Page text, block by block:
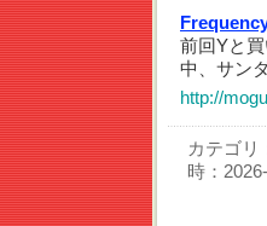
前回Yと
中、サン
http://
カテゴリ
時：